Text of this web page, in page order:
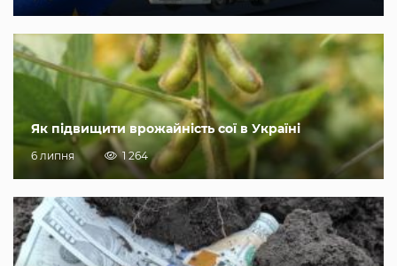
Як підвищити врожайність сої в Україні
6 липня 1 264